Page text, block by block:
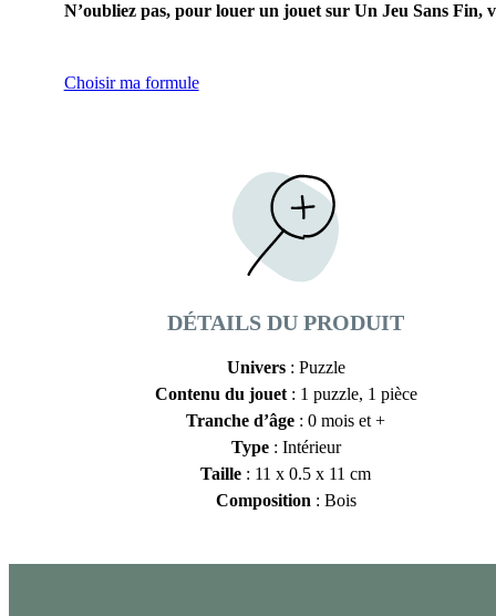
N’oubliez pas, pour louer un jouet sur Un Jeu Sans Fin,
Choisir ma formule
DÉTAILS DU PRODUIT
Univers: Puzzle
Contenu du jouet: 1 puzzle, 1 pièce
Tranche d’âge : 0 mois et +
Type: Intérieur
Taille : 11 x 0.5 x 11 cm
Composition: Bois